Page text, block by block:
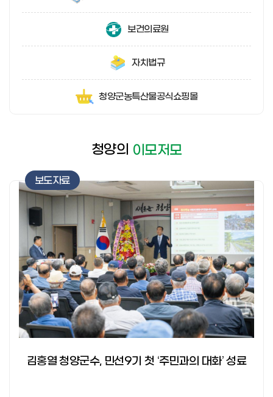
보건의료원
자치법규
청양군농특산물공식쇼핑몰
청양의 이모저모
보도자료
김홍열 청양군수, 민선9기 첫 ‘주민과의 대화’ 성료